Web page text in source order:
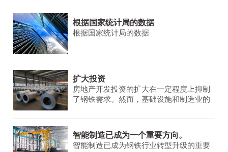
根据国家统计局的数据
根据国家统计局的数据
扩大投资
房地产开发投资的扩大在一定程度上抑制
了钢铁需求。然而，基础设施和制造业的
智能制造已成为一个重要方向。
智能制造已成为钢铁行业转型升级的重要